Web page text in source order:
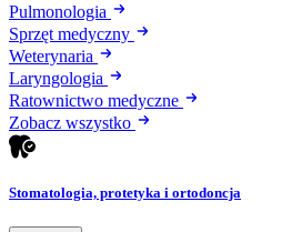
Pulmonologia
Sprzęt medyczny
Weterynaria
Laryngologia
Ratownictwo medyczne
Zobacz wszystko
Stomatologia, protetyka i ortodoncja